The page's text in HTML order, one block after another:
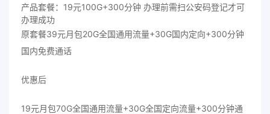
产品套餐：19元100G+300分钟 办理前需扫公安码登记才可
办理成功
原套餐39元月包20G全国通用流量+30G国内定向+300分钟
国内免费通话
优惠后
19元月包70G全国通用流量+30G全国定向流量+300分钟通